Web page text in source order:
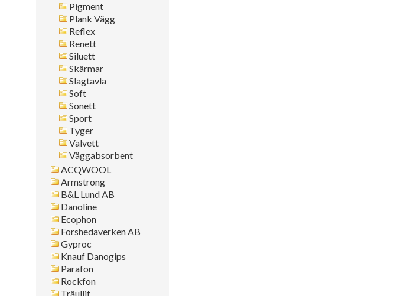
Pigment
Plank Vägg
Reflex
Renett
Siluett
Skärmar
Slagtavla
Soft
Sonett
Sport
Tyger
Valvett
Väggabsorbent
ACQWOOL
Armstrong
B&L Lund AB
Danoline
Ecophon
Forshedaverken AB
Gyproc
Knauf Danogips
Parafon
Rockfon
Träullit